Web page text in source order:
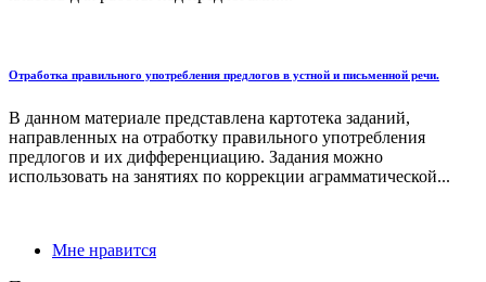
Отработка правильного употребления предлогов в устной и письменной речи.
В данном материале представлена картотека заданий,
направленных на отработку правильного употребления
предлогов и их дифференциацию. Задания можно
использовать на занятиях по коррекции аграмматической...
Мне нравится